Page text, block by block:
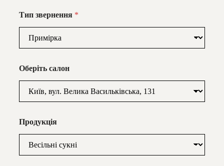
Тип звернення *
Оберіть салон
Продукція